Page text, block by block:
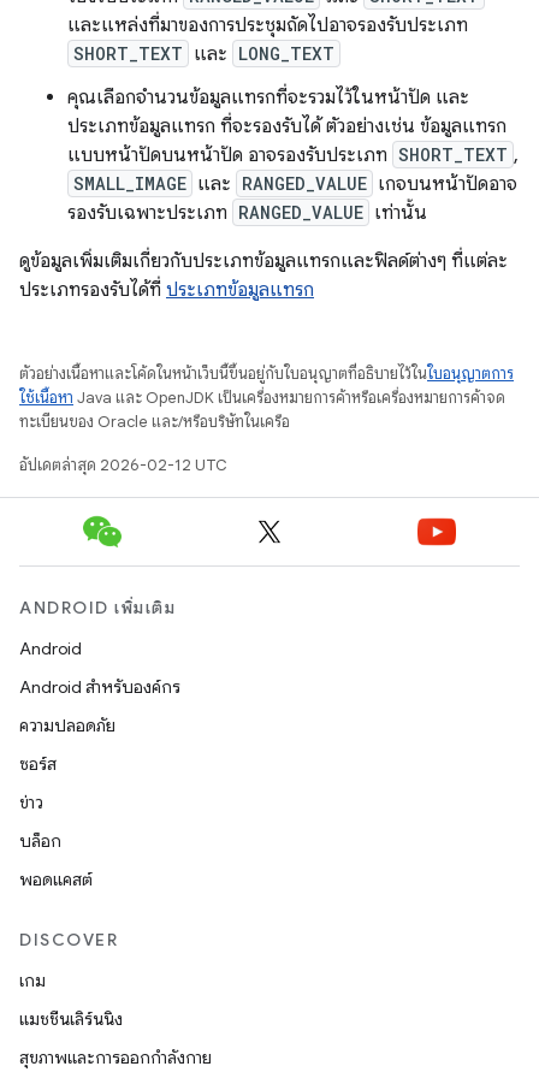
และแหล่งที่มาของการประชุมถัดไปอาจรองรับประเภท
SHORT_TEXT และ LONG_TEXT
คุณเลือกจำนวนข้อมูลแทรกที่จะรวมไว้ในหน้าปัด และ
ประเภทข้อมูลแทรก ที่จะรองรับได้ ตัวอย่างเช่น ข้อมูลแทรก
แบบหน้าปัดบนหน้าปัด อาจรองรับประเภท SHORT_TEXT ,
SMALL_IMAGE และ RANGED_VALUE เกจบนหน้าปัดอาจ
รองรับเฉพาะประเภท RANGED_VALUE เท่านั้น
ดูข้อมูลเพิ่มเติมเกี่ยวกับประเภทข้อมูลแทรกและฟิลด์ต่างๆ ที่แต่ละ
ประเภทรองรับได้ที่ ประเภทข้อมูลแทรก
ตัวอย่างเนื้อหาและโค้ดในหน้าเว็บนี้ขึ้นอยู่กับใบอนุญาตที่อธิบายไว้ในใบอนุญาตการ
ใช้เนื้อหา Java และ OpenJDK เป็นเครื่องหมายการค้าหรือเครื่องหมายการค้าจด
ทะเบียนของ Oracle และ/หรือบริษัทในเครือ
อัปเดตล่าสุด 2026-02-12 UTC
ANDROID เพิ่มเติม
Android
Android สำหรับองค์กร
ความปลอดภัย
ซอร์ส
ข่าว
บล็อก
พอดแคสต์
DISCOVER
เกม
แมชชีนเลิร์นนิง
สุขภาพและการออกกำลังกาย